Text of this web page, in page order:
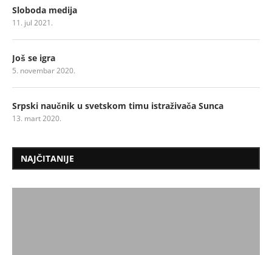
Sloboda medija
11. jul 2021.
Još se igra
5. novembar 2020.
Srpski naučnik u svetskom timu istraživača Sunca
13. mart 2020.
NAJČITANIJE